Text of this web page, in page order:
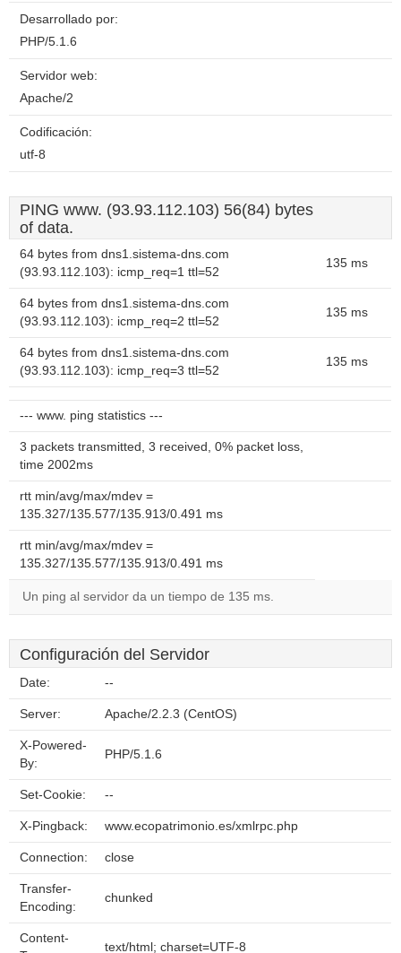
Desarrollado por:
PHP/5.1.6
Servidor web:
Apache/2
Codificación:
utf-8
PING www. (93.93.112.103) 56(84) bytes
of data.
64 bytes from dns1.sistema-dns.com
(93.93.112.103): icmp_req=1 ttl=52
135 ms
64 bytes from dns1.sistema-dns.com
(93.93.112.103): icmp_req=2 ttl=52
135 ms
64 bytes from dns1.sistema-dns.com
(93.93.112.103): icmp_req=3 ttl=52
135 ms
--- www. ping statistics ---
3 packets transmitted, 3 received, 0% packet loss,
time 2002ms
rtt min/avg/max/mdev =
135.327/135.577/135.913/0.491 ms
rtt min/avg/max/mdev =
135.327/135.577/135.913/0.491 ms
Un ping al servidor da un tiempo de 135 ms.
Configuración del Servidor
Date: --
Server: Apache/2.2.3 (CentOS)
X-Powered-
By:
PHP/5.1.6
Set-Cookie: --
X-Pingback: www.ecopatrimonio.es/xmlrpc.php
Connection: close
Transfer-
Encoding:
chunked
Content-
text/html; charset=UTF-8